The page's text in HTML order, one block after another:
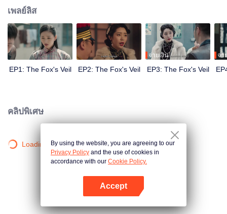
Su Daji. At the critical moment, Yang Wanqiu awakened her soul and made a
choice...
เพลย์ลิส
EP1: The Fox's Veil EP2: The Fox's Veil
จ่ายเงิน
EP3: The Fox's Veil
จ่า
คลิปพิเศษ
Loading…By using the website, you are agreeing to our
Privacy Policy and the use of cookies in
accordance with our Cookie Policy.
Accept